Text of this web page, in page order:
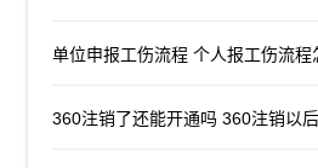
单位申报工伤流程 个人报工伤流程
360注销了还能开通吗 360注销以